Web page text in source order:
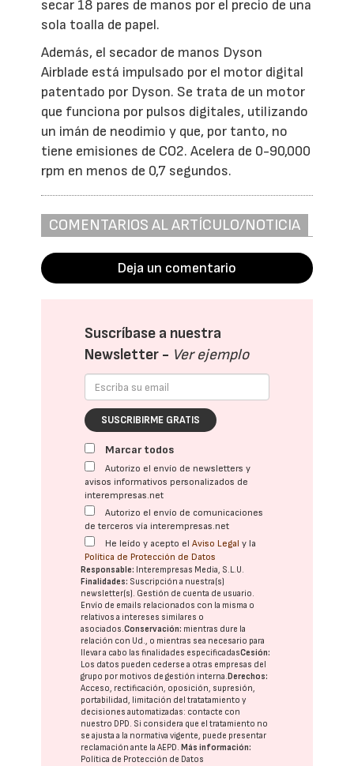
secar 18 pares de manos por el precio de una
sola toalla de papel.
Además, el secador de manos Dyson
Airblade está impulsado por el motor digital
patentado por Dyson. Se trata de un motor
que funciona por pulsos digitales, utilizando
un imán de neodimio y que, por tanto, no
tiene emisiones de CO2. Acelera de 0-90,000
rpm en menos de 0,7 segundos.
COMENTARIOS AL ARTÍCULO/NOTICIA
Deja un comentario
Suscríbase a nuestra
Newsletter - Ver ejemplo
SUSCRIBIRME GRATIS
Marcar todos
Autorizo el envío de newsletters y
avisos informativos personalizados de
interempresas.net
Autorizo el envío de comunicaciones
de terceros vía interempresas.net
He leído y acepto elAviso Legal y la
Política de Protección de Datos
Responsable: Interempresas Media, S.L.U.
Finalidades: Suscripción a nuestra(s)
newsletter(s). Gestión de cuenta de usuario.
Envío de emails relacionados con la misma o
relativos a intereses similares o
asociados.Conservación: mientras dure la
relación con Ud., o mientras sea necesario para
llevar a cabo las finalidades especificadasCesión:
Los datos pueden cederse a otras empresas del
grupo por motivos de gestión interna. Derechos:
Acceso, rectificación, oposición, supresión,
portabilidad, limitación del tratatamiento y
decisiones automatizadas: contacte con
nuestro DPD. Si considera que el tratamiento no
se ajusta a la normativa vigente, puede presentar
reclamación ante laAEPD. Más información:
Política de Protección de Datos